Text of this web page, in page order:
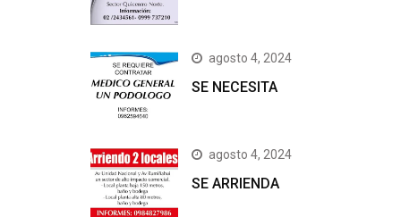
agosto 4, 2024
SE NECESITA
agosto 4, 2024
SE ARRIENDA